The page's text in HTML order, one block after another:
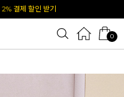
2% 결제 할인 받기
0